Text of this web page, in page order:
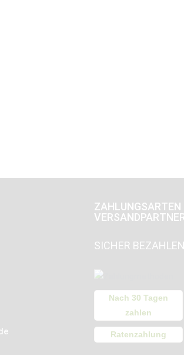
ZAHLUNGSARTEN
SICHER BEZAHLEN
Nach 30 Tagen
zahlen
Ratenzahlung